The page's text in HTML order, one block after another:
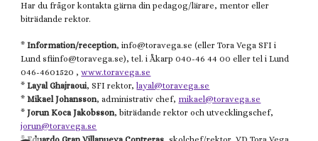
Har du frågor kontakta gärna din pedagog/lärare, mentor eller
biträdande rektor.
*Information/reception, info@toravega.se (ellerTora Vega SFI i
Lundsfiinfo@toravega.se), tel. i Åkarp 040-46 44 00 eller tel i Lund
046-4601520 , www.toravega.se
*Layal Ghajraoui, SFI rektor,layal@toravega.se
*Mikael Johansson, administrativ chef, mikael@toravega.se
*Jorun Koca Jakobsson, biträdande rektor och utvecklingschef,
jorun@toravega.se